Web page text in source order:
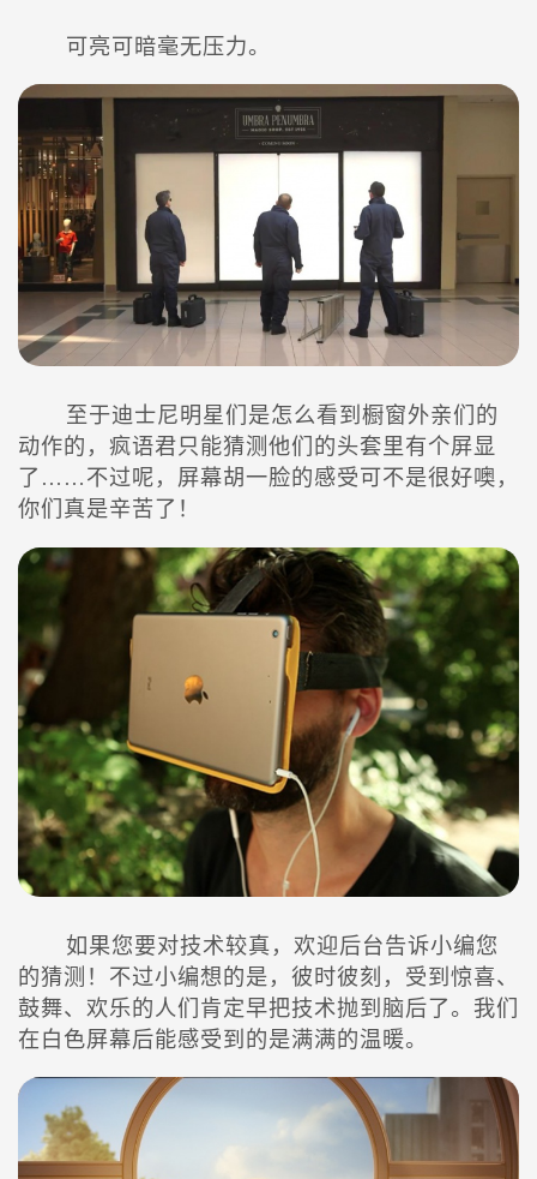
可亮可暗毫无压力。
至于迪士尼明星们是怎么看到橱窗外亲们的
动作的，疯语君只能猜测他们的头套里有个屏显
了……不过呢，屏幕胡一脸的感受可不是很好噢，
你们真是辛苦了！
如果您要对技术较真，欢迎后台告诉小编您
的猜测！不过小编想的是，彼时彼刻，受到惊喜、
鼓舞、欢乐的人们肯定早把技术抛到脑后了。我们
在白色屏幕后能感受到的是满满的温暖。